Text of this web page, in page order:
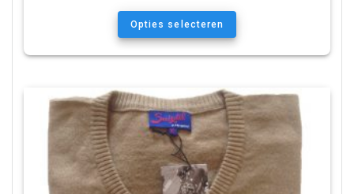
Opties selecteren